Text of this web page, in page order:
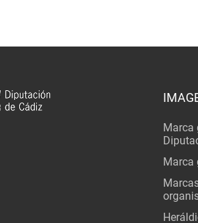
Marca
Marca